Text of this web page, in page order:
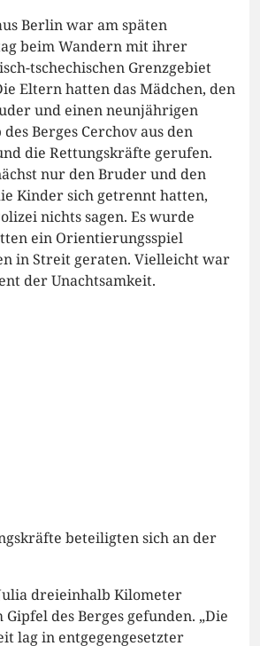
Berlin war am späten
beim Wandern mit ihrer
tschechischen Grenzgebiet
Eltern hatten das Mädchen, den
und einen neunjährigen
Berges Cerchov aus den
die Rettungskräfte gerufen.
nur den Bruder und den
Kinder sich getrennt hatten,
nichts sagen. Es wurde
ein Orientierungsspiel
in Streit geraten. Vielleicht war
der Unachtsamkeit.
beteiligten sich an der
dreieinhalb Kilometer
des Berges gefunden. „Die
lag in entgegengesetzter